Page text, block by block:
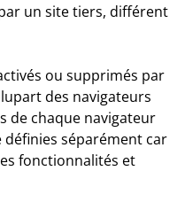
un site tiers, différent
ou supprimés par
des navigateurs
de chaque navigateur
séparément car
fonctionnalités et